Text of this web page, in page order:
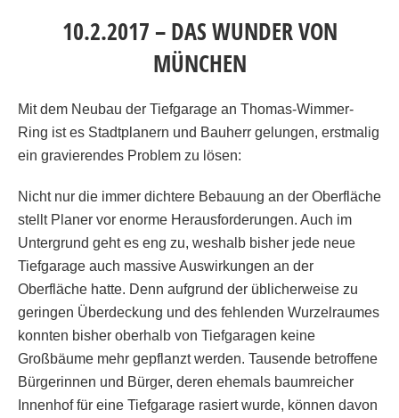
10.2.2017 – DAS WUNDER VON
MÜNCHEN
Mit dem Neubau der Tiefgarage an Thomas-Wimmer-
Ring ist es Stadtplanern und Bauherr gelungen, erstmalig
ein gravierendes Problem zu lösen:
Nicht nur die immer dichtere Bebauung an der Oberfläche
stellt Planer vor enorme Herausforderungen. Auch im
Untergrund geht es eng zu, weshalb bisher jede neue
Tiefgarage auch massive Auswirkungen an der
Oberfläche hatte. Denn aufgrund der üblicherweise zu
geringen Überdeckung und des fehlenden Wurzelraumes
konnten bisher oberhalb von Tiefgaragen keine
Großbäume mehr gepflanzt werden. Tausende betroffene
Bürgerinnen und Bürger, deren ehemals baumreicher
Innenhof für eine Tiefgarage rasiert wurde, können davon